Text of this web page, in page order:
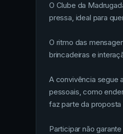
O Clube da
pressa, ideal para
O ritmo das
brincadeiras e
A convivência segue
pessoais, como
faz parte da proposta
Participar não